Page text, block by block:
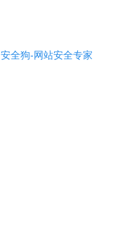
安全狗-网站安全专家